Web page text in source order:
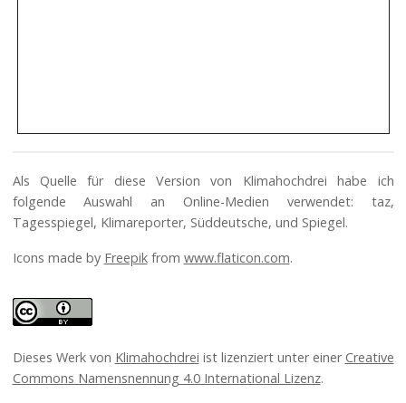
Als Quelle für diese Version von Klimahochdrei habe ich
folgende Auswahl an Online-Medien verwendet: taz,
Tagesspiegel, Klimareporter, Süddeutsche, und Spiegel.
Icons made by Freepikfrom www.flaticon.com.
Dieses Werk von Klimahochdrei ist lizenziert unter einer Creative
Commons Namensnennung 4.0 International Lizenz.